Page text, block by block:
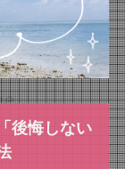
後悔しない